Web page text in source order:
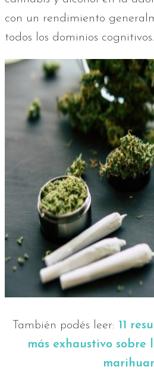
con un rendimiento
todos los dominios cognitivos.
También podés leer: 11
más exhaustivo sobre